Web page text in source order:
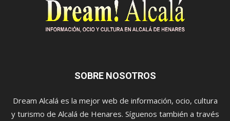
SOBRE NOSOTROS
Dream Alcalá es la mejor web de información, ocio, cultura
y turismo de Alcalá de Henares. Síguenos también a través